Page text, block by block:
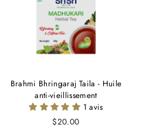
Brahmi Bhringaraj Taila - Huile
anti-vieillissement
1 avis
$20.00